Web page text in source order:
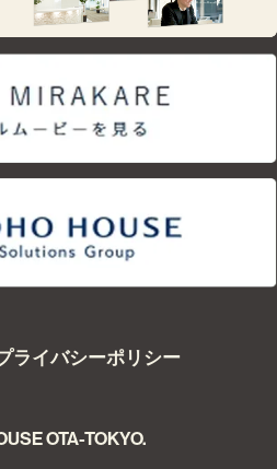
ライバシーポリシー
OTA-TOKYO.